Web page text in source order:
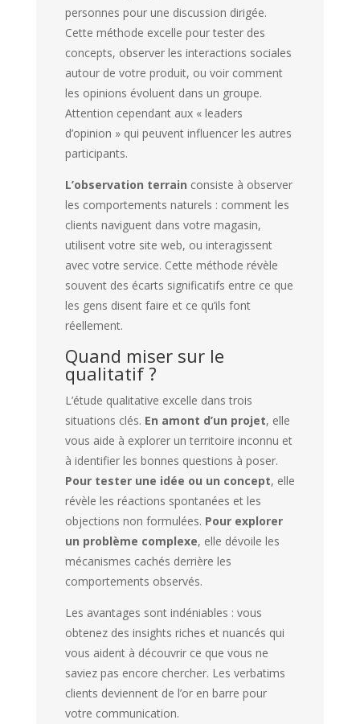
personnes pour une discussion dirigée.
Cette méthode excelle pour tester des
concepts, observer les interactions sociales
autour de votre produit, ou voir comment
les opinions évoluent dans un groupe.
Attention cependant aux « leaders
d’opinion » qui peuvent influencer les autres
participants.
L’observation terrain consiste à observer
les comportements naturels : comment les
clients naviguent dans votre magasin,
utilisent votre site web, ou interagissent
avec votre service. Cette méthode révèle
souvent des écarts significatifs entre ce que
les gens disent faire et ce qu’ils font
réellement.
Quand miser sur le
qualitatif ?
L’étude qualitative excelle dans trois
situations clés. En amont d’un projet, elle
vous aide à explorer un territoire inconnu et
à identifier les bonnes questions à poser.
Pour tester une idée ou un concept, elle
révèle les réactions spontanées et les
objections non formulées. Pour explorer
un problème complexe, elle dévoile les
mécanismes cachés derrière les
comportements observés.
Les avantages sont indéniables : vous
obtenez des insights riches et nuancés qui
vous aident à découvrir ce que vous ne
saviez pas encore chercher. Les verbatims
clients deviennent de l’or en barre pour
votre communication.